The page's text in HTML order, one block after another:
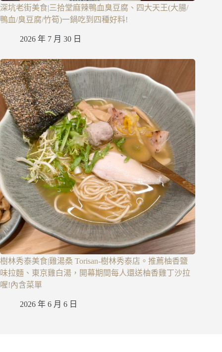
深坑老街美食|三拾堂麻辣鴨血臭豆腐、四大天王(大腸/
鴨血/臭豆腐/竹筍)一鍋吃到四種好料!
2026 年 7 月 30 日
樹林秀泰美食|雞湯桑 Torisan-樹林秀泰店。推薦柚香鹽
味拉麵、東京雞白湯，開幕期間每人還送柚香雞丁沙拉
喔!內含菜單
2026 年 6 月 6 日